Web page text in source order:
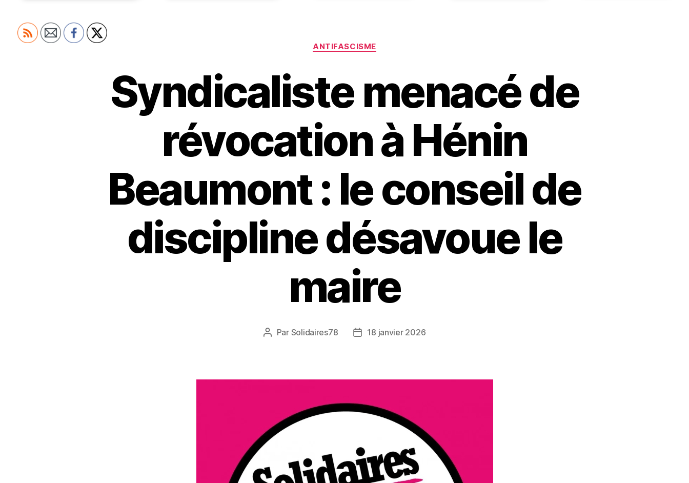
Catégories
ANTIFASCISME
Syndicaliste menacé de
révocation à Hénin
Beaumont : le conseil de
discipline désavoue le
maire
Auteur
Par Solidaires78
Date18 janvier 2026